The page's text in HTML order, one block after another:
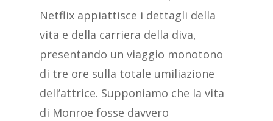
Netflix appiattisce i dettagli della
vita e della carriera della diva,
presentando un viaggio monotono
di tre ore sulla totale umiliazione
dell’attrice. Supponiamo che la vita
di Monroe fosse davvero